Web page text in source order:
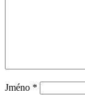
Jméno *